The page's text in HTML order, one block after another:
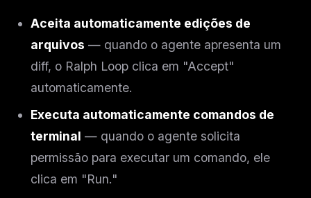
Aceita automaticamente edições de
arquivos — quando o agente apresenta um
diff, o Ralph Loop clica em "Accept"
automaticamente.
Executa automaticamente comandos de
terminal — quando o agente solicita
permissão para executar um comando, ele
clica em "Run."